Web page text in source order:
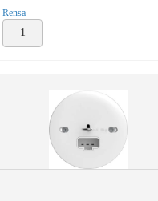
Rensa
Montering
mängd